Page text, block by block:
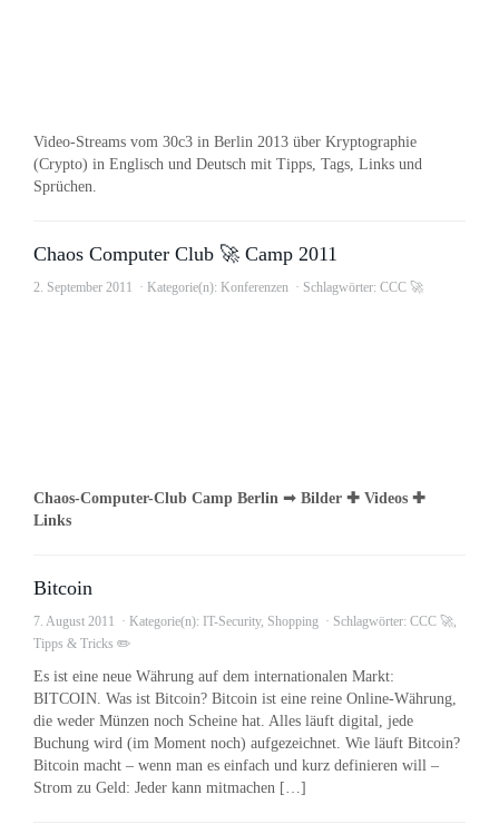
Video-Streams vom 30c3 in Berlin 2013 über Kryptographie
(Crypto) in Englisch und Deutsch mit Tipps, Tags, Links und
Sprüchen.
Chaos Computer Club 🚀 Camp 2011
2. September 2011 Kategorie(n): Konferenzen Schlagwörter: CCC 🚀
Chaos-Computer-Club Camp Berlin ➟ Bilder ✚ Videos ✚
Links
Bitcoin
7. August 2011 Kategorie(n): IT-Security, Shopping Schlagwörter: CCC 🚀,
Tipps & Tricks ✏️
Es ist eine neue Währung auf dem internationalen Markt:
BITCOIN. Was ist Bitcoin? Bitcoin ist eine reine Online-Währung,
die weder Münzen noch Scheine hat. Alles läuft digital, jede
Buchung wird (im Moment noch) aufgezeichnet. Wie läuft Bitcoin?
Bitcoin macht – wenn man es einfach und kurz definieren will –
Strom zu Geld: Jeder kann mitmachen […]